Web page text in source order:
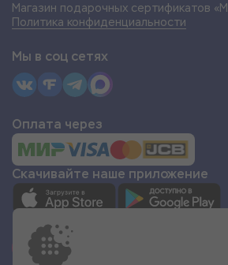
Магазин подарочных сертификатов
Политика конфиденциальности
Мы в соц сетях
Оплата через
Скачивайте наше приложение